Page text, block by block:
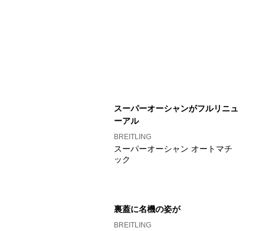
スーパーオーシャンがフルリニュ
ーアル
BREITLING
スーパーオーシャン オートマチ
ック
裏蓋に名機の姿が
BREITLING